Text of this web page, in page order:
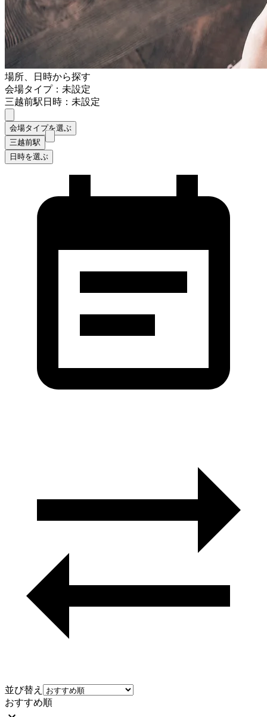
場所、日時から探す
会場タイプ：未設定
三越前駅日時：未設定
会場タイプを選ぶ
三越前駅
日時を選ぶ
並び替え
おすすめ順